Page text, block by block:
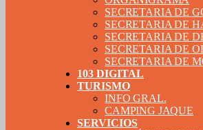
SECRETARIA DE
SECRETARIA DE
SECRETARIA DE
SECRETARIA DE
SECRETARIA DE
103 DIGITAL
TURISMO
INFO GRAL.
CAMPING JAQUE
SERVICIOS